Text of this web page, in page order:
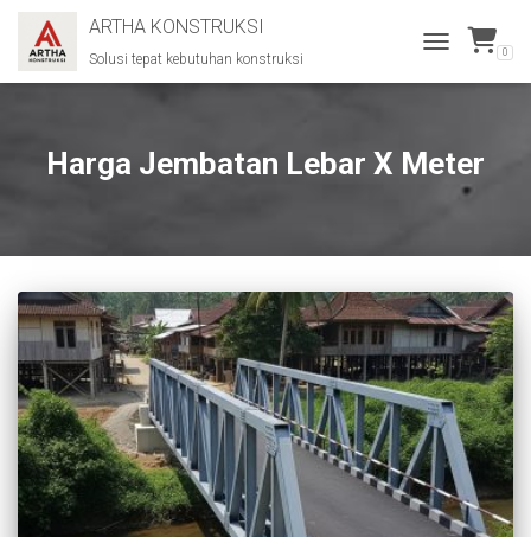
ARTHA KONSTRUKSI
Solusi tepat kebutuhan konstruksi
NAVIGATION
0
Harga Jembatan Lebar X Meter